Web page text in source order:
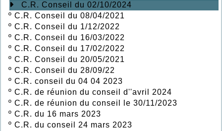
C.R. Conseil du 02/10/2024
º C.R. Conseil du 08/04/2021
º C.R. Conseil du 1/12/2022
º C.R. Conseil du 16/03/2022
º C.R. Conseil du 17/02/2022
º C.R. Conseil du 20/05/2021
º C.R. Conseil du 28/09/22
º C.R. conseil du 04 04 2023
º C.R. de réunion du conseil d''avril 2024
º C.R. de réunion du conseil le 30/11/2023
º C.R. du 16 mars 2023
º C.R. du conseil 24 mars 2023